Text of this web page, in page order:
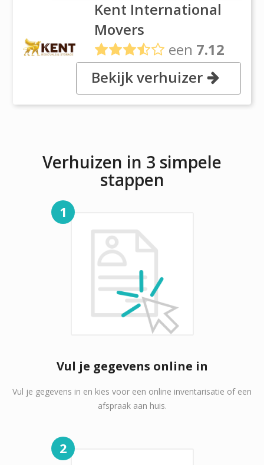
Kent International
Movers
een 7.12
uit11 reviews
, 30 Duerdin St, 3168 Clayton
Bekijk verhuizer
Verhuizen in 3 simpele
stappen
1
Vul je gegevens online in
Vul je gegevens in en kies voor een online inventarisatie of een
afspraak aan huis.
2